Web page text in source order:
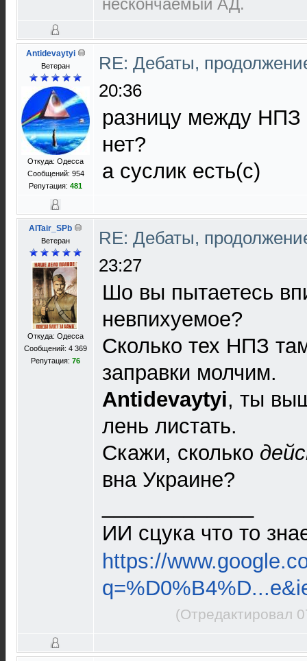
нескончаемый АД.
Antidevaytyi
Ветеран
Откуда: Одесса
Сообщений: 954
Репутация: 481
RE: Дебаты,
20:36
разницу между
нет?
а суслик есть(с)
AlTair_SPb
Ветеран
Откуда: Одесса
Сообщений: 4 369
Репутация: 76
RE: Дебаты,
23:27
Шо вы пытаетесь
невпихуемое?
Сколько тех НПЗ
заправки молчим.
Antidevaytyi, ты
лень листать.
Скажи, сколько
вна Украине?
ИИ сцука что то
https://
(Отредактировал